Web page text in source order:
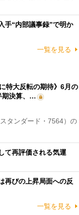
手“内部議事録”で明か
一覧を見る
特大反転の期待》6月の
期決算、…
タンダード・7564）の
て再評価される気運
再びの上昇局面への反
一覧を見る